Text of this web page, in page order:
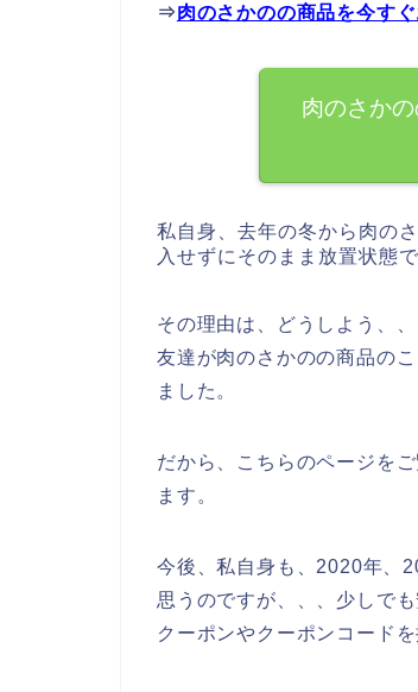
⇒肉のさかのの商品を今す
肉のさか
私自身、去年の冬から肉の
入せずにそのまま放置状態で
その理由は、どうしよう、
友達が肉のさかのの商品の
ました。
だから、こちらのページを
ます。
今後、私自身も、2020年、
思うのですが、、、少しで
クーポンやクーポンコード